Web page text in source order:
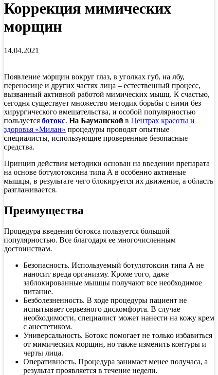
Коррекция мимических
морщин
14.04.2021
Появление морщин вокруг глаз, в уголках губ, на лбу,
переносице и других частях лица – естественный процесс,
вызванный активной работой мимических мышц. К счастью,
сегодня существует множество методик борьбы с ними без
хирургического вмешательства, и особой популярностью
пользуется ботокс. На Бауманской в Центрах красоты и
здоровья «Милан» процедуры проводят опытные
специалисты, использующие проверенные безопасные
средства.
Принцип действия методики основан на введении препарата
на основе ботулотоксина типа А в особенно активные
мышцы, в результате чего блокируется их движение, а область
разглаживается.
Преимущества
Процедура введения ботокса пользуется большой
популярностью. Все благодаря ее многочисленным
достоинствам.
Безопасность. Используемый ботулотоксин типа А не
наносит вреда организму. Кроме того, даже
заблокированные мышцы получают все необходимое
питание.
Безболезненность. В ходе процедуры пациент не
испытывает серьезного дискомфорта. В случае
необходимости, специалист может нанести на кожу крем
с анестетиком.
Универсальность. Ботокс помогает не только избавиться
от мимических морщин, но также изменить контуры и
черты лица.
Оперативность. Процедура занимает менее получаса, а
результат проявляется в течение недели.